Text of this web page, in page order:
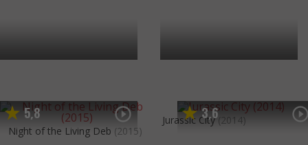
5,8
Night of the Living Deb (2015)
3,6
Jurassic City (2014)